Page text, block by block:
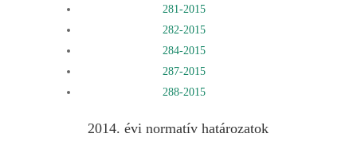
281-2015
282-2015
284-2015
287-2015
288-2015
2014. évi normatív határozatok